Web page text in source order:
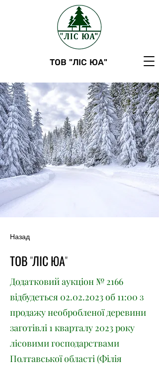
ТОВ "ЛІС ЮА"
Назад
ТОВ "ЛІС ЮА"
Додатковий аукціон № 2166
відбудеться 02.02.2023об 11:00 з
продажу необробленої деревини
заготівлі 1 кварталу 2023 року
лісовими господарствами
Полтавської області (Філія